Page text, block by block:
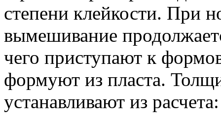
степени клейкости. При
вымешивание
чего приступают к
формуют из пласта.
устанавливают из